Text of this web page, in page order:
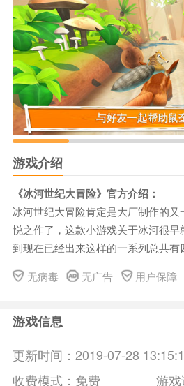
游戏介绍
《冰河世纪大冒险》官方介绍：
冰河世纪大冒险肯定是大厂制作的
悦之作了，这款小游戏关于冰河很早
到现在已经出来这样的一系列总共
受喜爱的。从而相关的类型不断出
前段也出现过这样的经营类主题的
主要提供了四种常用的操作，有深
尼、迭戈和其他动物伙伴随着裂变的
了孤零零的希德。快去帮助希德营救
无病毒 无广告 用户保障
游戏信息
更新时间： 2019-07-28
收费模式： 免费 游戏